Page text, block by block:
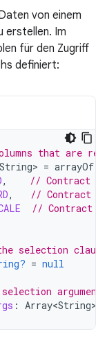
von einem
erstellen. Im
für den Zugriff
definiert:
that are
= arrayOf
,
// Contract
,
// Contract
// Contract
selection clause
= null
arguments
: Array<String>